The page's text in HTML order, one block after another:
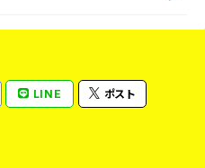
LINE ポスト